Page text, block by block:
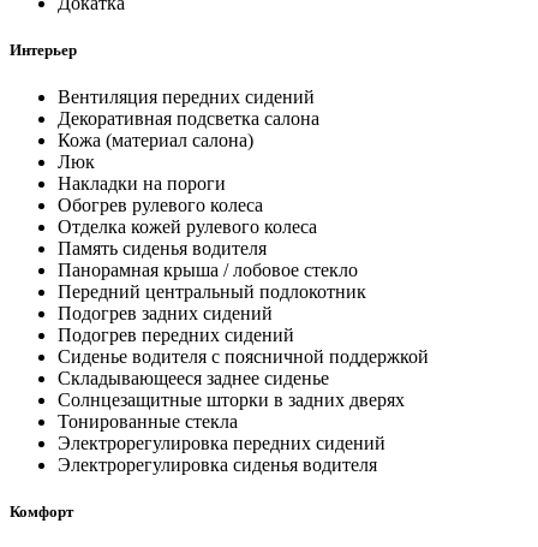
Интерьер
Вентиляция передних сидений
Декоративная подсветка салона
Кожа (материал салона)
Люк
Накладки на пороги
Обогрев рулевого колеса
Отделка кожей рулевого колеса
Память сиденья водителя
Панорамная крыша / лобовое стекло
Передний центральный подлокотник
Подогрев задних сидений
Подогрев передних сидений
Сиденье водителя с поясничной поддержкой
Складывающееся заднее сиденье
Солнцезащитные шторки в задних дверях
Тонированные стекла
Электрорегулировка передних сидений
Электрорегулировка сиденья водителя
Комфорт